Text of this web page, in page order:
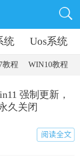
统 Uos系统
教程 WIN10教程
强制更新，
久关闭